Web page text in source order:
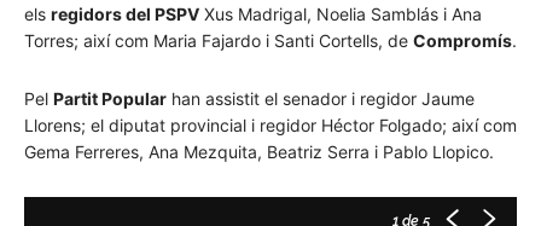
els regidors del PSPV Xus Madrigal, Noelia Samblás i Ana
Torres; així com Maria Fajardo i Santi Cortells, de Compromís.
Pel Partit Popular han assistit el senador i regidor Jaume
Llorens; el diputat provincial i regidor Héctor Folgado; així com
Gema Ferreres, Ana Mezquita, Beatriz Serra i Pablo Llopico.
1 de 5